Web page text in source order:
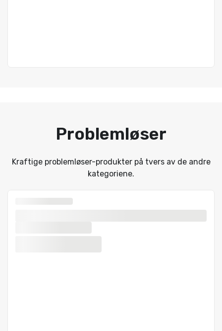
Problemløser
Kraftige problemløser-produkter på tvers av de andre
kategoriene.